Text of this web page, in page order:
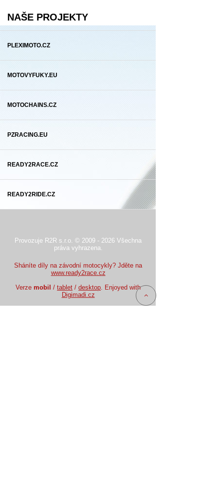
NAŠE PROJEKTY
PLEXIMOTO.CZ
MOTOVYFUKY.EU
MOTOCHAINS.CZ
PZRACING.EU
READY2RACE.CZ
READY2RIDE.CZ
Provozuje R2R s.r.o. © 2009 - 2026 Všechna
práva vyhrazena.
Sháníte díly na závodní motocykly? Jděte na
www.ready2race.cz
Verze mobil /tablet /desktop. Enjoyed with
Digimadi.cz